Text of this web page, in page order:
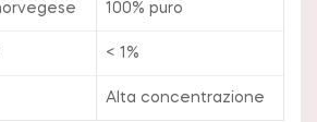
100% puro
< 1%
Alta concentrazione